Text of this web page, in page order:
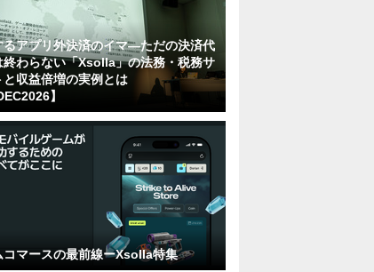
るアプリ外決済のイマ―ただの決済代
終わらない「Xsolla」の法務・税務サ
と収益倍増の実例とは
】
コマースの最前線ーXsolla特集